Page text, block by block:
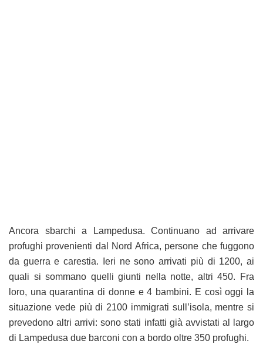
Ancora sbarchi a Lampedusa. Continuano ad arrivare
profughi provenienti dal Nord Africa, persone che fuggono
da guerra e carestia. Ieri ne sono arrivati più di 1200, ai
quali si sommano quelli giunti nella notte, altri 450. Fra
loro, una quarantina di donne e 4 bambini. E così oggi la
situazione vede più di 2100 immigrati sull’isola, mentre si
prevedono altri arrivi: sono stati infatti già avvistati al largo
di Lampedusa due barconi con a bordo oltre 350 profughi.